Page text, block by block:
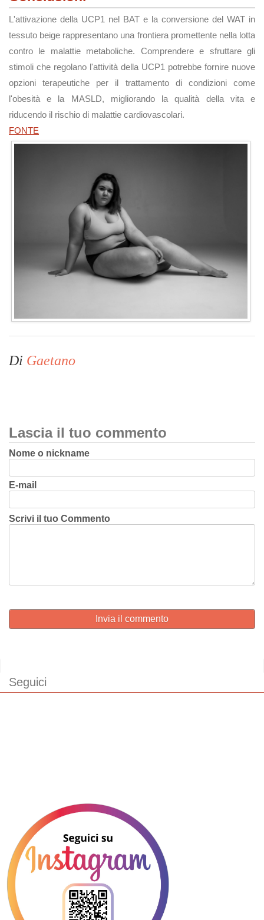
L'attivazione della UCP1 nel BAT e la conversione del WAT in
tessuto beige rappresentano una frontiera promettente nella lotta
contro le malattie metaboliche. Comprendere e sfruttare gli
stimoli che regolano l'attività della UCP1 potrebbe fornire nuove
opzioni terapeutiche per il trattamento di condizioni come
l'obesità e la MASLD, migliorando la qualità della vita e
riducendo il rischio di malattie cardiovascolari.
FONTE
Di Gaetano
Lascia il tuo commento
Nome o nickname
E-mail
Scrivi il tuo Commento
Invia il commento
Seguici